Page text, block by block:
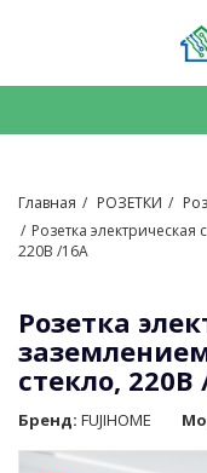
Главная РОЗЕТКИ
Розетка электрическая
220В /16А
Розетка
заземлением
стекло, 220В
Бренд: FUJIHOME